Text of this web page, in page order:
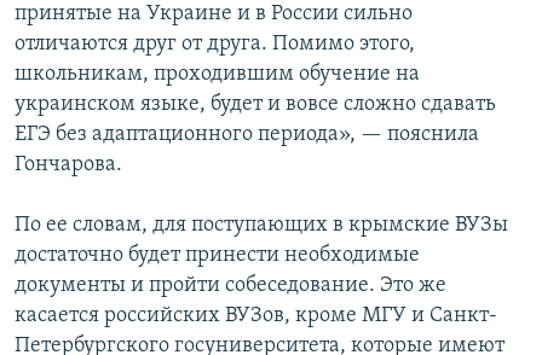
КРЫМ.НЕПОКОРЕННЫЙ
ELIFBE
УКРАИНСКАЯ ПРОБЛЕМА КРЫМА
Все сайты RFE/RL
принятые на Украине и в России сильно
отличаются друг от друга. Помимо этого,
школьникам, проходившим обучение на
украинском языке, будет и вовсе сложно сдавать
ЕГЭ без адаптационного периода», — пояснила
Гончарова.
По ее словам, для поступающих в крымские ВУЗы
достаточно будет принести необходимые
документы и пройти собеседование. Это же
касается российских ВУЗов, кроме МГУ и Санкт-
Петербургского госуниверситета, которые имеют